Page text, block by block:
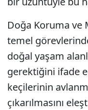
Doğa Koruma
temel
doğal yaşam
gerektiğini ifade
keçilerinin
çıkarılmasını